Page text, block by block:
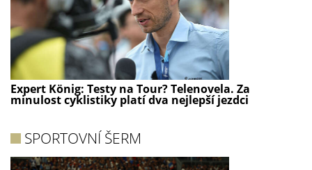
Expert König: Testy na Tour? Telenovela. Za
minulost cyklistiky platí dva nejlepší jezdci
SPORTOVNÍ ŠERM